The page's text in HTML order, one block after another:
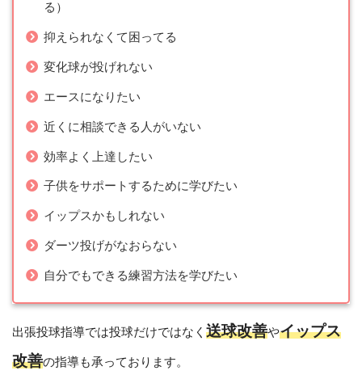
る）
抑えられなくて困ってる
変化球が投げれない
エースになりたい
近くに相談できる人がいない
効率よく上達したい
子供をサポートするために学びたい
イップスかもしれない
ダーツ投げがなおらない
自分でもできる練習方法を学びたい
出張投球指導では投球だけではなく 送球改善やイップス
改善の指導も承っております。